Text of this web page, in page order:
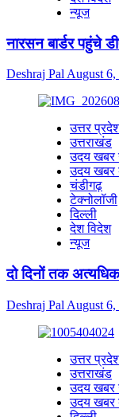
न्यूज
नारसन बार्डर पहुंचे
Deshraj Pal August 6,
उत्तर
उत्तराखंड
उदय खबर
उदय खबर
चंडीगढ़
टेक्नोलॉजी
दिल्ली
देश विदेश
न्यूज
दो दिनों तक अत्यधिक
Deshraj Pal August 6,
उत्तर
उत्तराखंड
उदय खबर
उदय खबर